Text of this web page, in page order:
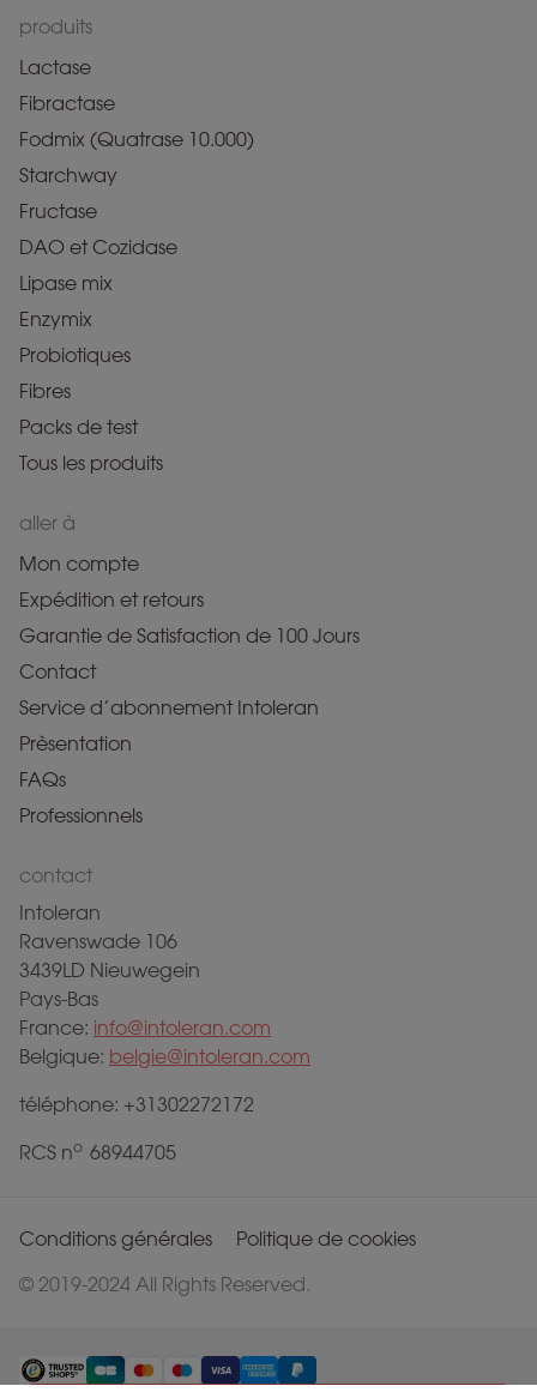
produits
Lactase
Fibractase
Fodmix (Quatrase 10.000)
Starchway
Fructase
DAO et Cozidase
Lipase mix
Enzymix
Probiotiques
Fibres
Packs de test
Tous les produits
aller à
Mon compte
Expédition et retours
Garantie de Satisfaction de 100 Jours
Contact
Service d’abonnement Intoleran
Prèsentation
FAQs
Professionnels
contact
Intoleran
Ravenswade 106
3439LD Nieuwegein
Pays-Bas
France: info@intoleran.com
Belgique: belgie@intoleran.com
téléphone: +31302272172
RCS no 68944705
© 2019-2024 All Rights Reserved.
Conditions générales Politique de cookies